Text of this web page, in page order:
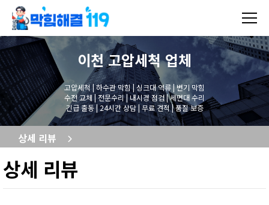
이천 고압세척업체
고압세척 | 하수관 막힘 | 싱크대 역류 | 변기 막힘
수전 교체 | 전문수리 | 내시경 점검 | 세면대 수리
긴급 출동 | 24시간 상담 | 무료 견적 | 품질 보증
상세 리뷰
상세 리뷰